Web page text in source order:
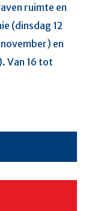
ruimte en
(dinsdag 12
en
Van 16 tot